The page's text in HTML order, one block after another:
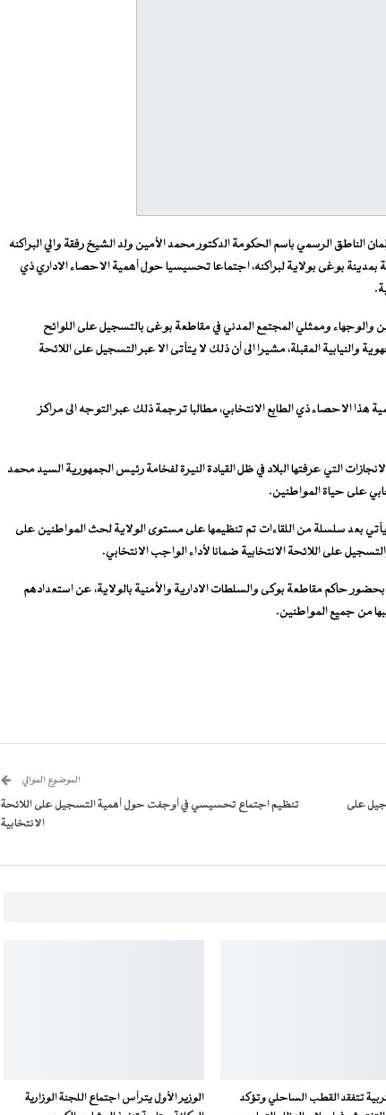
الناطق الرسمي باسم الحكومة الدكتور محمد الأمين ولد الشيخ رفقة والي البراكنه
بوغى بولاية لبراكنه، اجتماعا تحسيسيا حول أهمية الاحصاء الاداري ذي
والوجهاء وممثلي المجتمع المدني في مقاطعة بوغى بالتسجيل على اللوائح
والنيابية المقبلة، مشيرا الى أن ذلك لا يتأتى الا عبر التسجيل على اللائحة
الاحصاء ذي الطابع الانتخابي، مطالبا ترجمة ذلك عبر التوجه الى مراكز
التي عرفتها البلاد في ظل القيادة النيرة لفخامة رئيس الجمهورية السيد محمد
على حياة المواطنين.
يأتي بعد سلسلة من اللقاءات تم تنظيمها على مستوى الولاية لحث المواطنين على
على اللائحة الانتخابية ضمانا لأداء الواجب الانتخابي.
حاكم مقاطعة بوكى والسلطات الادارية والأمنية بالولاية، عن استعدادهم
من جميع المواطنين.
على
الموضوع الموالي
تنظيم اجتماع تحسيسي في أوجفت حول أهمية التسجيل على اللائحة
الانتخابية
تتفقد القطب الساحلي وتؤكد
الوزير الأول يترأس اجتماع اللجنة الوزارية